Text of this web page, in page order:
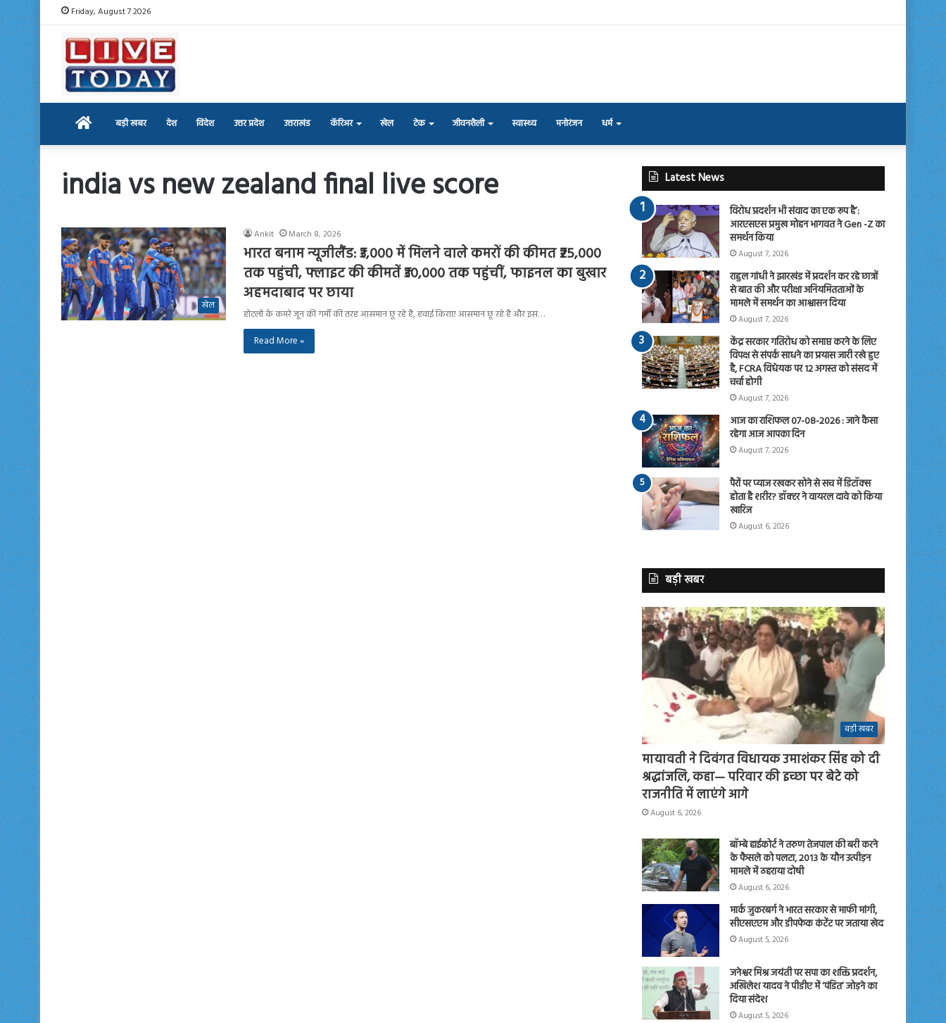
Friday, August 7 2026
Home बड़ी खबर देश विदेश उत्तर प्रदेश उत्तराखंड कॅरिअर खेल टेक जीवनशैली स्वास्थ्य मनोरंजन धर्म
india vs new zealand final live score
खेल
Ankit March 8, 2026
भारत बनाम न्यूजीलैंड: ₹3,000 में मिलने वाले कमरों की कीमत ₹25,000
तक पहुंची, फ्लाइट की कीमतें ₹30,000 तक पहुंचीं, फाइनल का बुखार
अहमदाबाद पर छाया
होटलों के कमरे जून की गर्मी की तरह आसमान छू रहे हैं, हवाई किराए आसमान छू रहे हैं और इस…
Read More »
Latest News
विरोध प्रदर्शन भी संवाद का एक रूप है’:
आरएसएस प्रमुख मोहन भागवत ने Gen -Z का
समर्थन किया
August 7, 2026
राहुल गांधी ने झारखंड में प्रदर्शन कर रहे छात्रों
से बात की और परीक्षा अनियमितताओं के
मामले में समर्थन का आश्वासन दिया
August 7, 2026
केंद्र सरकार गतिरोध को समाप्त करने के लिए
विपक्ष से संपर्क साधने का प्रयास जारी रखे हुए
है, FCRA विधेयक पर 12 अगस्त को संसद में
चर्चा होगी
August 7, 2026
आज का राशिफल 07-08-2026 : जाने कैसा
रहेगा आज आपका दिन
August 7, 2026
पैरों पर प्याज रखकर सोने से सच में डिटॉक्स
होता है शरीर? डॉक्टर ने वायरल दावे को किया
खारिज
August 6, 2026
बड़ी खबर
बड़ी खबर
मायावती ने दिवंगत विधायक उमाशंकर सिंह को दी
श्रद्धांजलि, कहा— परिवार की इच्छा पर बेटे को
राजनीति में लाएंगे आगे
August 6, 2026
बॉम्बे हाईकोर्ट ने तरुण तेजपाल की बरी करने
के फैसले को पलटा, 2013 के यौन उत्पीड़न
मामले में ठहराया दोषी
August 6, 2026
मार्क जुकरबर्ग ने भारत सरकार से माफी मांगी,
सीएसएएम और डीपफेक कंटेंट पर जताया खेद
August 5, 2026
जनेश्वर मिश्र जयंती पर सपा का शक्ति प्रदर्शन,
अखिलेश यादव ने पीडीए में ‘पंडित’ जोड़ने का
दिया संदेश
August 5, 2026